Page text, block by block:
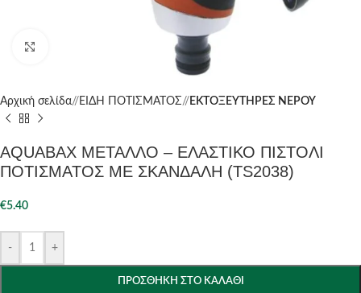
Αρχική σελίδα/ ΕΙΔΗ ΠΟΤΙΣΜΑΤΟΣ/ ΕΚΤΟΞΕΥΤΗΡΕΣ ΝΕΡΟΥ
AQUABAX ΜΕΤΑΛΛΟ – ΕΛΑΣΤΙΚΟ ΠΙΣΤΟΛΙ
ΠΟΤΙΣΜΑΤΟΣ ΜΕ ΣΚΑΝΔΑΛΗ (TS2038)
€5.40
- +
ΠΡΟΣΘΉΚΗ ΣΤΟ ΚΑΛΆΘΙ